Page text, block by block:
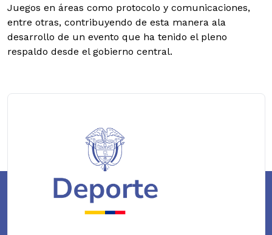
Juegos en áreas como protocolo y comunicaciones,
entre otras, contribuyendo de esta manera ala
desarrollo de un evento que ha tenido el pleno
respaldo desde el gobierno central.